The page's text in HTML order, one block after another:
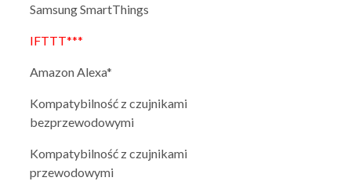
Samsung SmartThings
IFTTT***
Amazon Alexa*
Kompatybilność z czujnikami
bezprzewodowymi
Kompatybilność z czujnikami
przewodowymi